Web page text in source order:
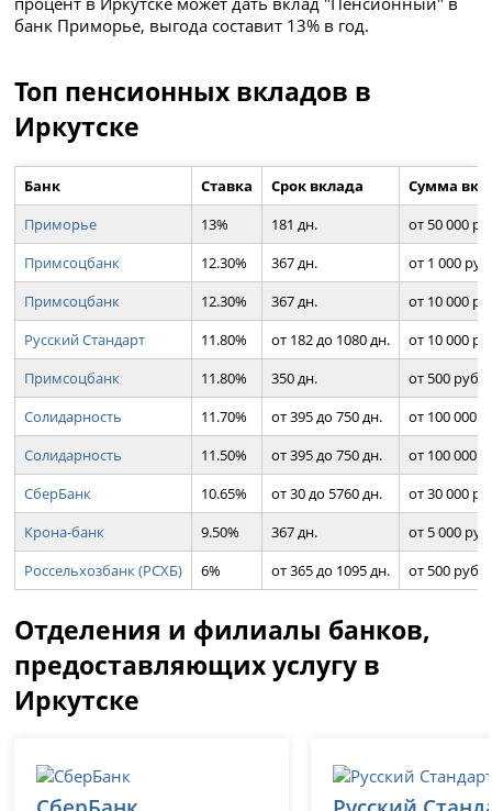
банк Приморье, выгода составит 13% в год.
Топ пенсионных вкладов в
Иркутске
Банк Ставка Срок вклада
Сумма
Приморье
13% 181 дн.
от 50 000
Примсоцбанк
12.30% 367 дн.
от 1 000
Примсоцбанк
12.30% 367 дн.
от 10 000
Русский Стандарт
11.80% от 182 до 1080 дн.
от 10 000
Примсоцбанк
11.80% 350 дн.
от 500 руб.
Солидарность
11.70% от 395 до 750 дн.
от 100 000
Солидарность
11.50% от 395 до 750 дн.
от 100 000
СберБанк
10.65% от 30 до 5760 дн.
от 30 000
Крона-банк
9.50% 367 дн.
от 5 000
Россельхозбанк (РСХБ)
6% от 365 до 1095 дн. от 500 руб.
Отделения и филиалы банков,
предоставляющих услугу в
Иркутске